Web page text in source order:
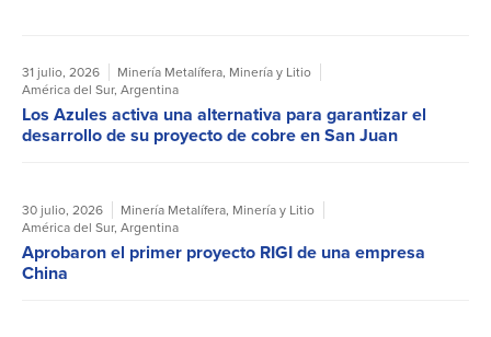
31 julio, 2026 Minería Metalífera, Minería y Litio
América del Sur, Argentina
Los Azules activa una alternativa para garantizar el
desarrollo de su proyecto de cobre en San Juan
30 julio, 2026 Minería Metalífera, Minería y Litio
América del Sur, Argentina
Aprobaron el primer proyecto RIGI de una empresa
China